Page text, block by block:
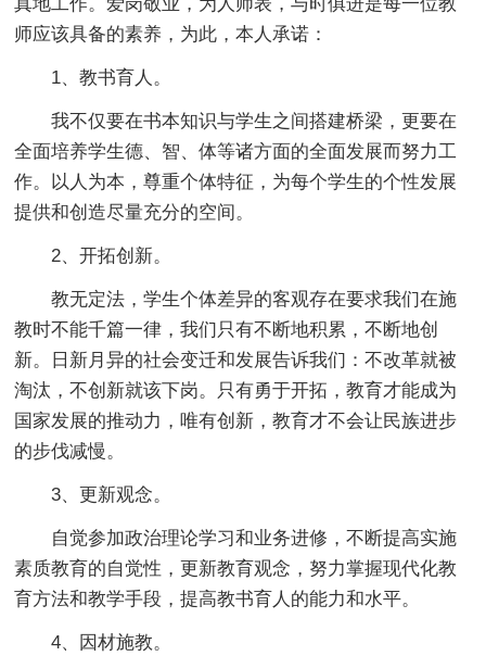
师应该具备的素养，为此，本人承诺：
1、教书育人。
我不仅要在书本知识与学生之间搭建桥梁，更要在
全面培养学生德、智、体等诸方面的全面发展而努力工
作。以人为本，尊重个体特征，为每个学生的个性发展
提供和创造尽量充分的空间。
2、开拓创新。
教无定法，学生个体差异的客观存在要求我们在施
教时不能千篇一律，我们只有不断地积累，不断地创
新。日新月异的社会变迁和发展告诉我们：不改革就被
淘汰，不创新就该下岗。只有勇于开拓，教育才能成为
国家发展的推动力，唯有创新，教育才不会让民族进步
的步伐减慢。
3、更新观念。
自觉参加政治理论学习和业务进修，不断提高实施
素质教育的自觉性，更新教育观念，努力掌握现代化教
育方法和教学手段，提高教书育人的能力和水平。
4、因材施教。